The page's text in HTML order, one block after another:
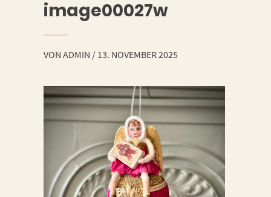
image00027w
VON ADMIN / 13. NOVEMBER 2025